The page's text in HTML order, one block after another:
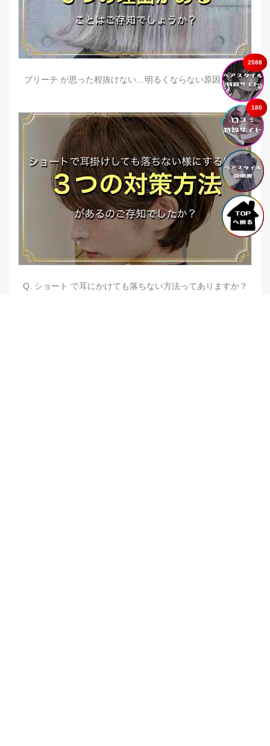
ブリーチ が思った程抜けない…明るくならない原因とは？
Q. ショート で耳にかけても落ちない方法ってありますか？
180
2588